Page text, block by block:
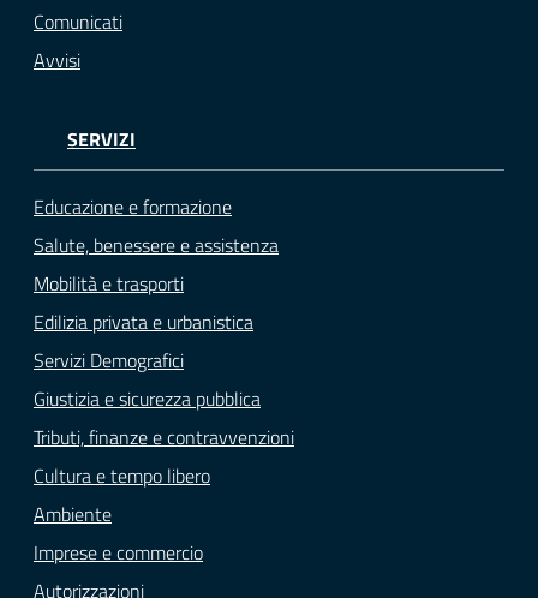
Comunicati
Avvisi
SERVIZI
Educazione e formazione
Salute, benessere e assistenza
Mobilità e trasporti
Edilizia privata e urbanistica
Servizi Demografici
Giustizia e sicurezza pubblica
Tributi, finanze e contravvenzioni
Cultura e tempo libero
Ambiente
Imprese e commercio
Autorizzazioni